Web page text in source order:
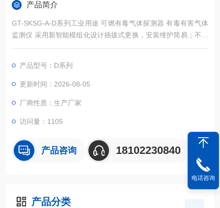
产品简介
GT-SKSG-A-D系列工业用途 可燃有毒气体探测器 有毒有害气体
监测仪 采用新智能模组化设计插拔式更换，安装维护简易；不但
满足ExdIICT6 Gb，还满足高达IP67的防水等级；可防雨淋和短
品质提升看得见！适用于各种工业生产环境，例如：化工厂，车
间等。
产品型号：D系列
更新时间：2026-08-05
厂商性质：生产厂家
访问量：1105
产品咨询 18102230840
产品分类
电话咨询